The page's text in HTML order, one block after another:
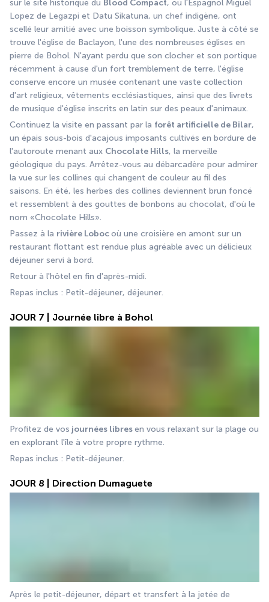
sur le site historique du Blood Compact, où l'Espagnol Miguel
Lopez de Legazpi et Datu Sikatuna, un chef indigène, ont
scellé leur amitié avec une boisson symbolique. Juste à côté se
trouve l'église de Baclayon, l'une des nombreuses églises en
pierre de Bohol. N'ayant perdu que son clocher et son portique
récemment à cause d'un fort tremblement de terre, l'église
conserve encore un musée contenant une vaste collection
d'art religieux, vêtements ecclésiastiques, ainsi que des livrets
de musique d'église inscrits en latin sur des peaux d'animaux.
Continuez la visite en passant par la forêt artificielle de Bilar,
un épais sous-bois d'acajous imposants cultivés en bordure de
l'autoroute menant aux Chocolate Hills, la merveille
géologique du pays. Arrêtez-vous au débarcadère pour admirer
la vue sur les collines qui changent de couleur au fil des
saisons. En été, les herbes des collines deviennent brun foncé
et ressemblent à des gouttes de bonbons au chocolat, d'où le
nom «Chocolate Hills».
Passez à la rivière Loboc où une croisière en amont sur un
restaurant flottant est rendue plus agréable avec un délicieux
déjeuner servi à bord.
Retour à l'hôtel en fin d'après-midi.
Repas inclus : Petit-déjeuner, déjeuner.
JOUR 7 | Journée libre à Bohol
Profitez de vos journées libres en vous relaxant sur la plage ou
en explorant l'île à votre propre rythme.
Repas inclus : Petit-déjeuner.
JOUR 8 | Direction Dumaguete
Après le petit-déjeuner, départ et transfert à la jetée de